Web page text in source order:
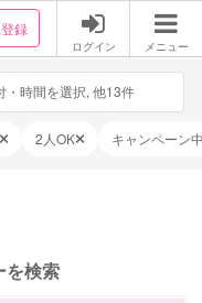
録
ログイン メニュー
・時間を選択, 他13件
2人OK キャンペーン
を検索